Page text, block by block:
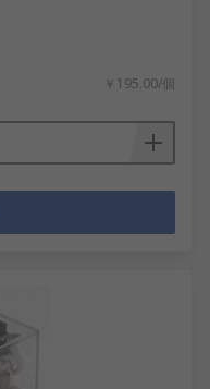
￥195.00/個